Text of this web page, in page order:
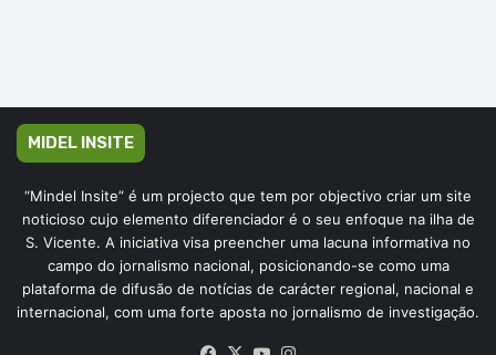
MIDEL INSITE
“Mindel Insite” é um projecto que tem por objectivo criar um site
noticioso cujo elemento diferenciador é o seu enfoque na ilha de
S. Vicente. A iniciativa visa preencher uma lacuna informativa no
campo do jornalismo nacional, posicionando-se como uma
plataforma de difusão de notícias de carácter regional, nacional e
internacional, com uma forte aposta no jornalismo de investigação.